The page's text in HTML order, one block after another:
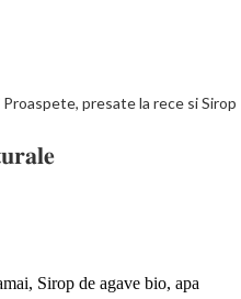
Sirop de agave bio, apa